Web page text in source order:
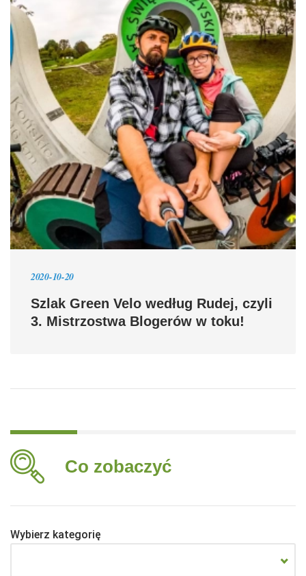
2020-10-20
Szlak Green Velo według Rudej, czyli
3. Mistrzostwa Blogerów w toku!
Co zobaczyć
Wybierz kategorię